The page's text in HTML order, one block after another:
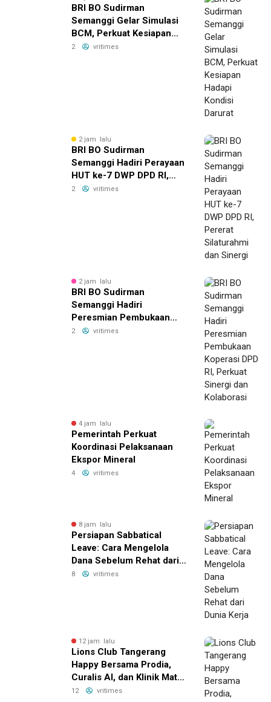
BRI BO Sudirman
Semanggi Gelar Simulasi
BCM, Perkuat Kesiapan
Hadapi Kondisi Darurat
2 vritimes
2 jam lalu
BRI BO Sudirman
Semanggi Hadiri Perayaan
HUT ke-7 DWP DPD RI,
Pererat Silaturahmi dan
2 vritimes
2 jam lalu
BRI BO Sudirman
Semanggi Hadiri
Peresmian Pembukaan
Koperasi DPD RI, Perkuat
2 vritimes
4 jam lalu
Pemerintah Perkuat
Koordinasi Pelaksanaan
Ekspor Mineral
4 vritimes
8 jam lalu
Persiapan Sabbatical
Leave: Cara Mengelola
Dana Sebelum Rehat dari
Dunia Kerja
8 vritimes
12 jam lalu
Lions Club Tangerang
Happy Bersama Prodia,
Curalis AI, dan Klinik Mata
Serpong Perluas Akses
12 vritimes